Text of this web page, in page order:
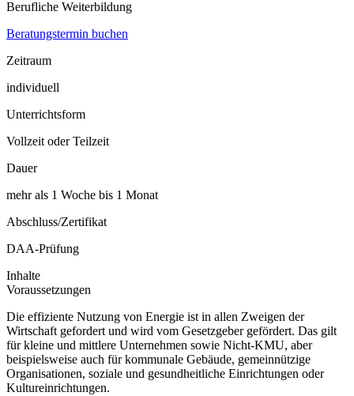
Berufliche Weiterbildung
Beratungstermin buchen
Zeitraum
individuell
Unterrichtsform
Vollzeit oder Teilzeit
Dauer
mehr als 1 Woche bis 1 Monat
Abschluss/Zertifikat
DAA-Prüfung
Inhalte
Voraussetzungen
Die effiziente Nutzung von Energie ist in allen Zweigen der
Wirtschaft gefordert und wird vom Gesetzgeber gefördert. Das gilt
für kleine und mittlere Unternehmen sowie Nicht-KMU, aber
beispielsweise auch für kommunale Gebäude, gemeinnützige
Organisationen, soziale und gesundheitliche Einrichtungen oder
Kultureinrichtungen.